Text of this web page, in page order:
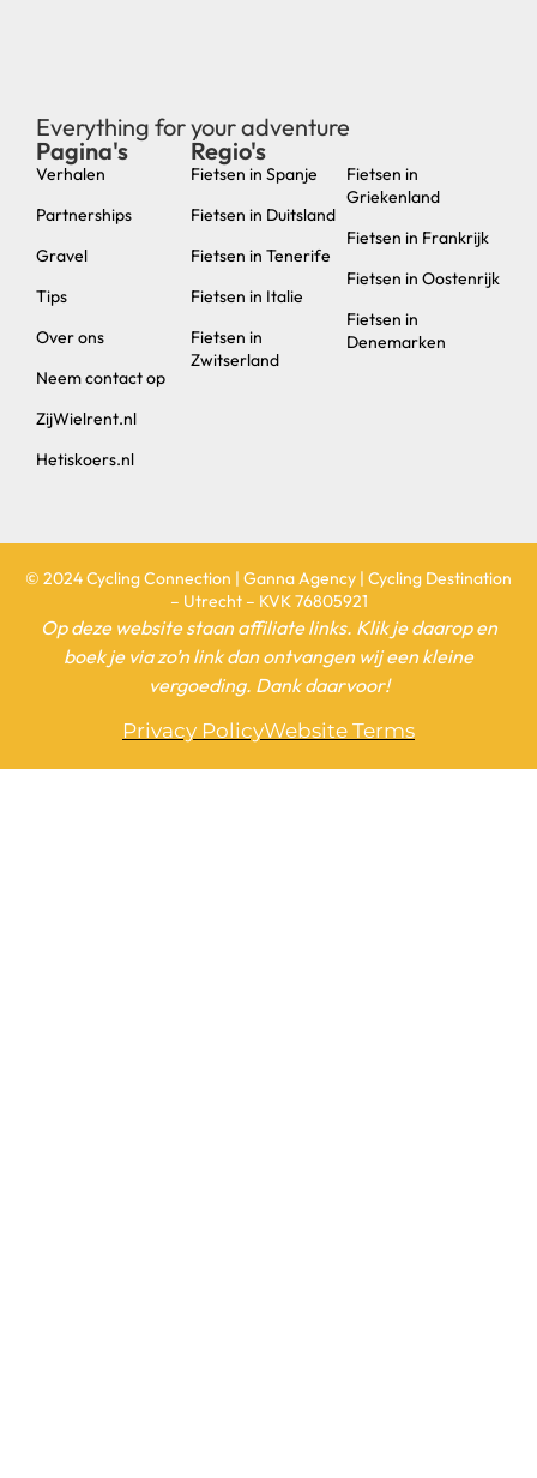
Everything for your adventure
Pagina's
Verhalen
Partnerships
Gravel
Tips
Over ons
Neem contact op
ZijWielrent.nl
Hetiskoers.nl
Regio's
Fietsen in Spanje
Fietsen in Duitsland
Fietsen in Tenerife
Fietsen in Italie
Fietsen in
Zwitserland
Fietsen in
Griekenland
Fietsen in Frankrijk
Fietsen in Oostenrijk
Fietsen in
Denemarken
© 2024 Cycling Connection | Ganna Agency | Cycling Destination
– Utrecht – KVK 76805921
Op deze website staan affiliate links. Klik je daarop en
boek je via zo’n link dan ontvangen wij een kleine
vergoeding. Dank daarvoor!
Privacy PolicyWebsite Terms